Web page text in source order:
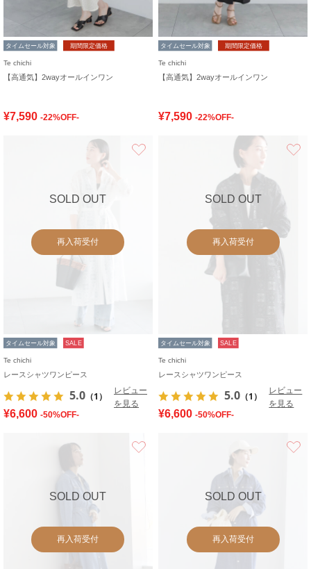
タイムセール対象 期間限定価格
Te chichi
【高通気】2wayオールインワン
¥7,590 -22%OFF-
タイムセール対象 期間限定価格
Te chichi
【高通気】2wayオールインワン
¥7,590 -22%OFF-
SOLD OUT
再入荷受付
タイムセール対象 SALE
Te chichi
レースシャツワンピース
5.0 （1）
レビュー
を見る
¥6,600 -50%OFF-
SOLD OUT
再入荷受付
タイムセール対象 SALE
Te chichi
レースシャツワンピース
5.0 （1）
レビュー
を見る
¥6,600 -50%OFF-
SOLD OUT
再入荷受付
SOLD OUT
再入荷受付